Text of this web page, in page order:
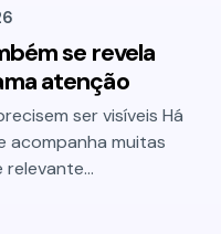
se revela
atenção
ser visíveis Há
acompanha muitas
relevante…